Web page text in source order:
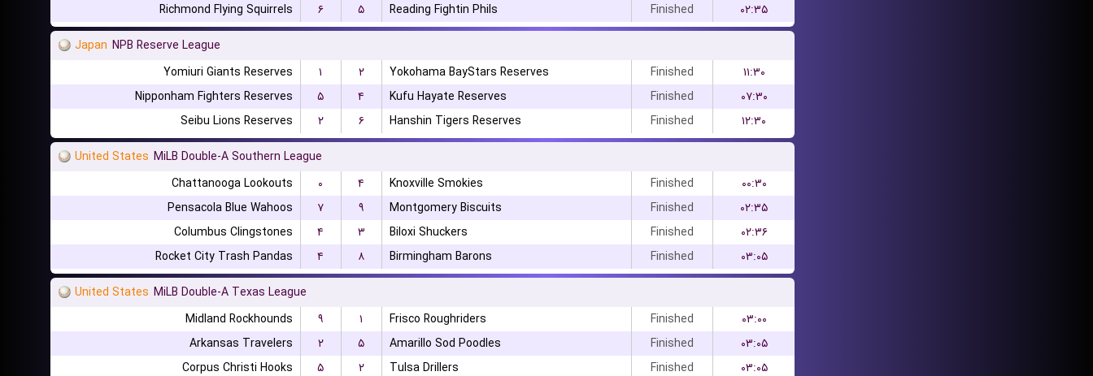
Richmond Flying Squirrels
۶ ۵ Reading Fightin Phils Finished
۰۲:۳۵
Japan NPB Reserve League
Yomiuri Giants Reserves
۱ ۲ Yokohama BayStars Reserves Finished
۱۱:۳۰
Nipponham Fighters Reserves
۵ ۴ Kufu Hayate Reserves Finished
۰۷:۳۰
Seibu Lions Reserves
۲ ۶ Hanshin Tigers Reserves Finished
۱۲:۳۰
United States MiLB Double-A Southern League
Chattanooga Lookouts
۰ ۴ Knoxville Smokies Finished
۰۰:۳۰
Pensacola Blue Wahoos
۷ ۹ Montgomery Biscuits Finished
۰۲:۳۵
Columbus Clingstones
۴ ۳ Biloxi Shuckers Finished
۰۲:۳۶
Rocket City Trash Pandas
۴ ۸ Birmingham Barons Finished
۰۳:۰۵
United States MiLB Double-A Texas League
Midland Rockhounds
۹ ۱ Frisco Roughriders Finished
۰۳:۰۰
Arkansas Travelers
۲ ۵ Amarillo Sod Poodles Finished
۰۳:۰۵
Corpus Christi Hooks
۵ ۲ Tulsa Drillers Finished ۰۳:۰۵